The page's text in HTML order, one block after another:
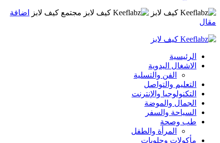
مجتمع كيف لابز
اضافة
مقال
الرئيسية
الاشغال اليدوية
الفن والتسلية
التعليم والتواصل
التكنولوجيا والإنترنت
الجمال والموضة
السياحة والسفر
طب وصحة
المرأة والطفل
مأكولات وحلويات